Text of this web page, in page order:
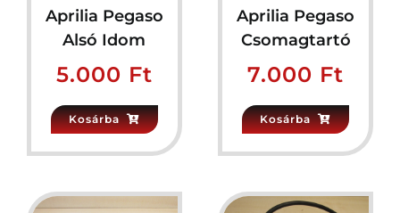
Aprilia Pegaso
Alsó Idom
5.000 Ft
Kosárba
Aprilia Pegaso
Csomagtartó
7.000 Ft
Kosárba